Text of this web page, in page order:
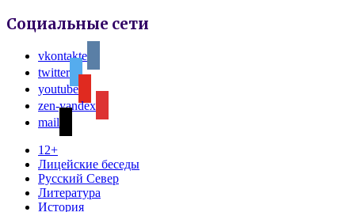
Социальные сети
vkontakte
twitter
youtube
zen-yandex
mail
12+
Лицейские беседы
Русский Север
Литература
История